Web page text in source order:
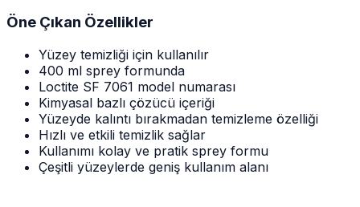
Öne Çıkan Özellikler
Yüzey temizliği için kullanılır
400 ml sprey formunda
Loctite SF 7061 model numarası
Kimyasal bazlı çözücü içeriği
Yüzeyde kalıntı bırakmadan temizleme özelliği
Hızlı ve etkili temizlik sağlar
Kullanımı kolay ve pratik sprey formu
Çeşitli yüzeylerde geniş kullanım alanı